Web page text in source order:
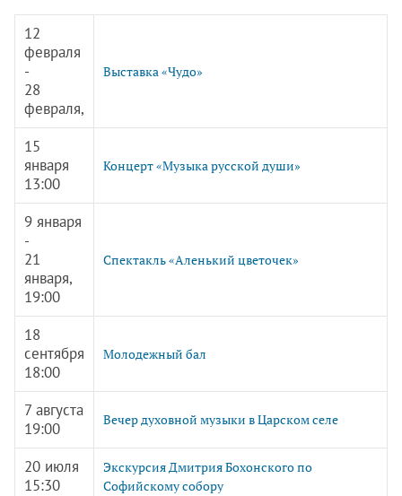
12
февраля
-
28
февраля,
Выставка «Чудо»
15
января
13:00
Концерт «Музыка русской души»
9 января
-
21
января,
19:00
Спектакль «Аленький цветочек»
18
сентября
18:00
Молодежный бал
7 августа
19:00
Вечер духовной музыки в Царском селе
20 июля
15:30
Экскурсия Дмитрия Бохонского по
Софийскому собору